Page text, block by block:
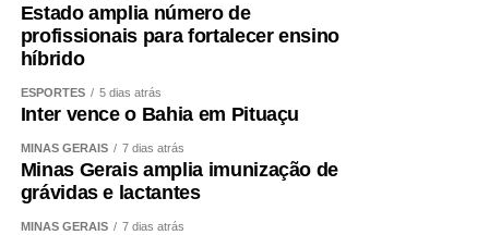
Estado amplia número de
profissionais para fortalecer ensino
híbrido
ESPORTES 5 dias atrás
Inter vence o Bahia em Pituaçu
MINAS GERAIS 7 dias atrás
Minas Gerais amplia imunização de
grávidas e lactantes
MINAS GERAIS 7 dias atrás